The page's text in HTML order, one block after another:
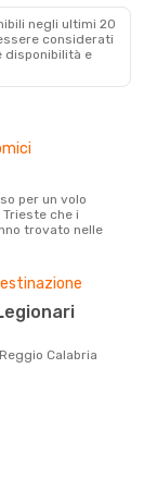
negli ultimi 20
considerati
disponibilità e
Trieste che i
trovato nelle